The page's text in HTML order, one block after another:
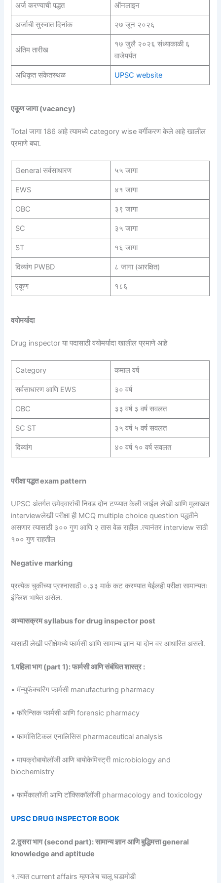
अर्ज करण्याची पद्धत ऑनलाइन
अर्जाची सुरुवात दिनांक २७ जून २०२६
अंतिम तारीख
१७ जुलै २०२६ संध्याकाळी ६
वाजेपर्यंत
अधिकृत संकेतस्थळ UPSC website
एकूण जागा (vacancy)
Total जागा 186 आहे त्यामध्ये category wise वर्गीकरण केले आहे खालील
प्रमाणे बघा.
General सर्वसाधारण ५५ जागा
EWS ४१ जागा
OBC ३९ जागा
SC ३५ जागा
ST १६ जागा
दिव्यांग PWBD ८ जागा (आरक्षित)
एकूण १८६
वयोमर्यादा
Drug inspector या पदासाठी वयोमर्यादा खालील प्रमाणे आहे
Category कमाल वर्ष
सर्वसाधारण आणि EWS ३० वर्ष
OBC ३३ वर्ष ३ वर्ष सवलत
SC ST ३५ वर्ष ५ वर्ष सवलत
दिव्यांग ४० वर्ष १० वर्ष सवलत
परीक्षा पद्धत exam pattern
UPSC अंतर्गत उमेदवारांची निवड दोन टप्प्यात केली जाईल लेखी आणि मुलाखत
interviewलेखी परीक्षा ही MCQ multiple choice question पद्धतीने
असणार त्यासाठी ३०० गुण आणि २ तास वेळ राहील .त्यानंतर interview साठी
१०० गुण राहतील
Negative marking
प्रत्येक चुकीच्या प्रश्नासाठी ०.३३ मार्क कट करण्यात येईलही परीक्षा सामान्यतः
इंग्लिश भाषेत असेल.
अभ्यासक्रम syllabus for drug inspector post
यासाठी लेखी परीक्षेमध्ये फार्मसी आणि सामान्य ज्ञान या दोन वर आधारित असतो.
1.पहिला भाग (part 1): फार्मसी आणि संबंधित शास्त्र :
• मॅन्युफॅक्चरिंग फार्मसी manufacturing pharmacy
• फॉरेन्सिक फार्मसी आणि forensic pharmacy
• फार्मासिटिकल एनालिसिस pharmaceutical analysis
• मायक्रोबायोलॉजी आणि बायोकेमिस्ट्री microbiology and
biochemistry
• फार्मेकालॉजी आणि टॉक्सिकॉलॉजी pharmacology and toxicology
UPSC DRUG INSPECTOR BOOK
2.दुसरा भाग (second part): सामान्य ज्ञान आणि बुद्धिमत्ता general
knowledge and aptitude
१.त्यात current affairs म्हणजेच चालू घडामोडी